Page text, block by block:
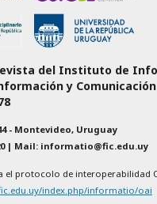
del Instituto de
y Comunicación
- Montevideo, Uruguay
| Mail: informatio@fic.edu.uy
protocolo de interoperabilidad
index.php/informatio/oai